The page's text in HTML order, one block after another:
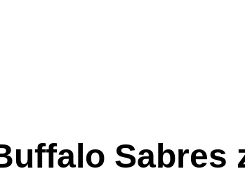
Sabres